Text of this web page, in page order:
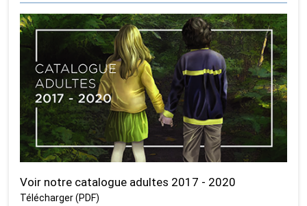
Voir notre catalogue adultes 2017 - 2020
Télécharger (PDF)